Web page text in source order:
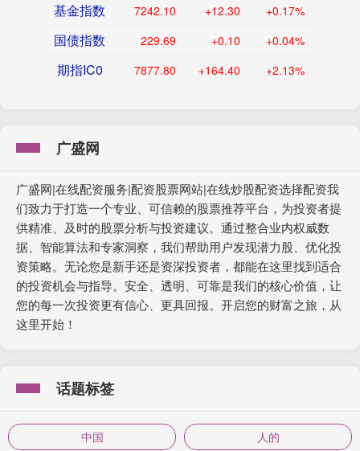
基金指数 7242.10 +12.30 +0.17%
国债指数 229.69 +0.10 +0.04%
期指IC0 7877.80 +164.40 +2.13%
广盛网
广盛网|在线配资服务|配资股票网站|在线炒股配资选择配资我
们致力于打造一个专业、可信赖的股票推荐平台，为投资者提
供精准、及时的股票分析与投资建议。通过整合业内权威数
据、智能算法和专家洞察，我们帮助用户发现潜力股、优化投
资策略。无论您是新手还是资深投资者，都能在这里找到适合
的投资机会与指导。安全、透明、可靠是我们的核心价值，让
您的每一次投资更有信心、更具回报。开启您的财富之旅，从
这里开始！
话题标签
中国 人的